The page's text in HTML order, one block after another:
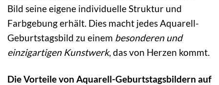
Bild seine eigene individuelle Struktur und
Farbgebung erhält. Dies macht jedes Aquarell-
Geburtstagsbild zu einem besonderen und
einzigartigen Kunstwerk, das von Herzen kommt.
Die Vorteile von Aquarell-Geburtstagsbildern auf